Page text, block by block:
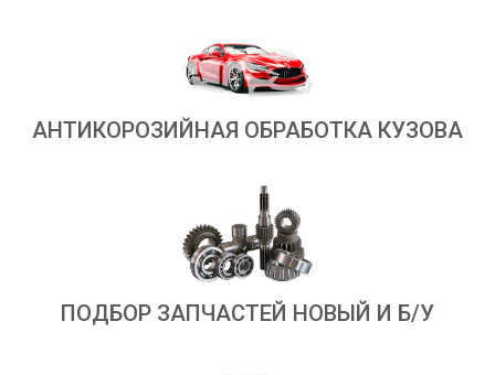
АНТИКОРОЗИЙНАЯ ОБРАБОТКА КУЗОВА
ПОДБОР ЗАПЧАСТЕЙ НОВЫЙ И Б/У